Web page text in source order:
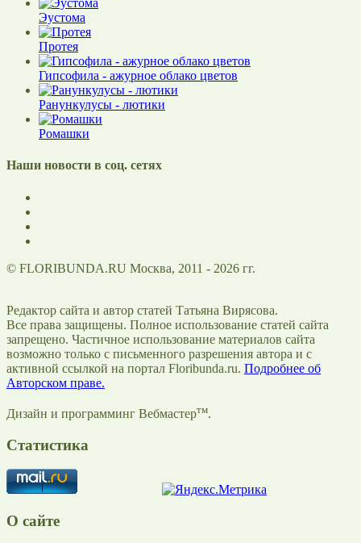
Эустома
Протея
Гипсофила - ажурное облако цветов
Ранункулусы - лютики
Ромашки
Наши новости в соц. сетях
© FLORIBUNDA.RU Москва, 2011 - 2026 гг.
Редактор сайта и автор статей Татьяна Вирясова.
Все права защищены. Полное использование статей сайта
запрещено. Частичное использование материалов сайта
возможно только с письменного разрешения автора и с
активной ссылкой на портал Floribunda.ru. Подробнее об
Авторском праве.
Дизайн и программинг Вебмастертм.
Статистика
О сайте